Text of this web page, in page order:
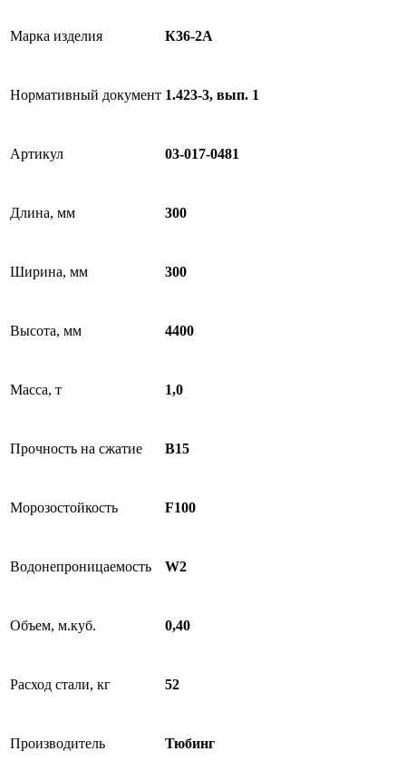
Марка изделия К36-2А
Нормативный документ 1.423-3, вып. 1
Артикул 03-017-0481
Длина, мм 300
Ширина, мм 300
Высота, мм 4400
Масса, т 1,0
Прочность на сжатие В15
Морозостойкость F100
Водонепроницаемость W2
Объем, м.куб. 0,40
Расход стали, кг 52
Производитель Тюбинг